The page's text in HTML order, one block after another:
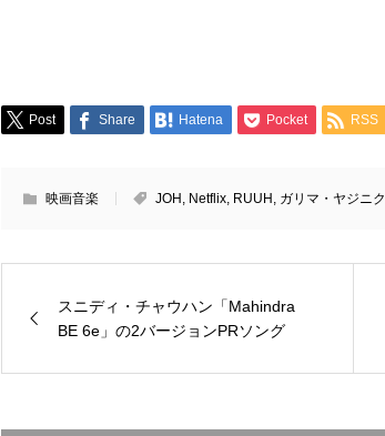
Post Share Hatena Pocket RSS
映画音楽 JOH , Netflix, RUUH , ガリマ・ヤジニク
スニディ・チャウハン「Mahindra
BE 6e」の2バージョンPRソング